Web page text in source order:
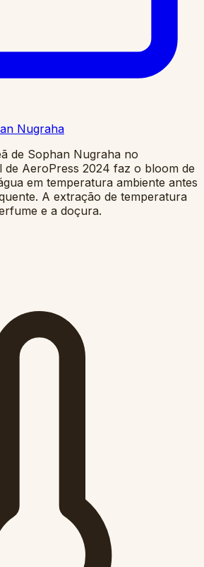
Nugraha
de Sophan Nugraha no
de AeroPress 2024 faz o bloom de
em temperatura ambiente antes
A extração de temperatura
e a doçura.